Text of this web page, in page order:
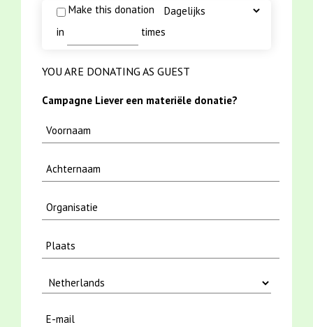
Make this donation
in
times
YOU ARE DONATING AS GUEST
Campagne Liever een materiële donatie?